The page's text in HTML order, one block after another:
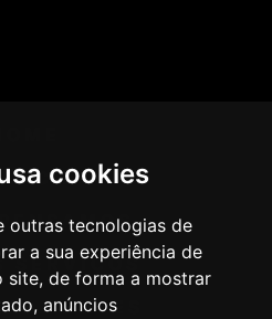
cookies
outras tecnologias de
a sua experiência de
site, de forma a mostrar
anúncios
SERVIÇOS
CLIENTES